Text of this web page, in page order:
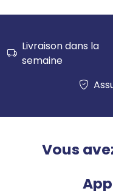
Livraison dans la
semaine
Vous